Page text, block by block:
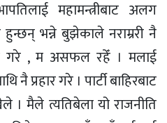
महामन्त्रीबाट अलग
भन्ने बुझेकाले नराम्ररी नै
गरे , म असफल रहेँ । मलाई
नै प्रहार गरे । पार्टी बाहिरबाट
। मैले त्यतिबेला यो राजनीति